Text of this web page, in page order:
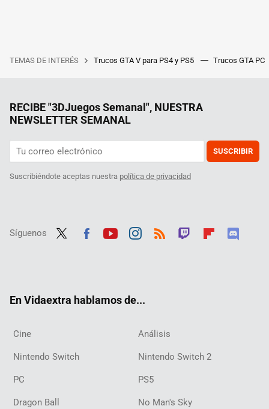
TEMAS DE INTERÉS Trucos GTA V para PS4 y PS5 Trucos GTA PC
RECIBE "3DJuegos Semanal", NUESTRA
NEWSLETTER SEMANAL
SUSCRIBIR
Suscribiéndote aceptas nuestra política de privacidad
Síguenos
En Vidaextra hablamos de...
Cine Análisis
Nintendo Switch Nintendo Switch 2
PC PS5
Dragon Ball No Man's Sky